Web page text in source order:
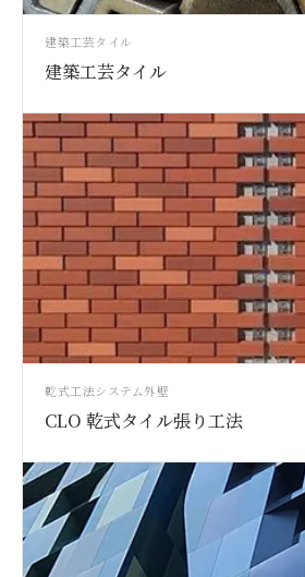
建築工芸タイル
建築工芸タイル
乾式工法システム外壁
CLO 乾式タイル張り工法